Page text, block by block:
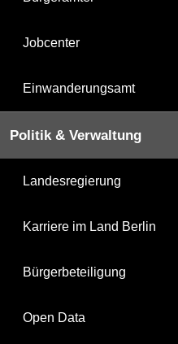
Jobcenter
Einwanderungsamt
Politik & Verwaltung
Landesregierung
Karriere im Land Berlin
Bürgerbeteiligung
Open Data